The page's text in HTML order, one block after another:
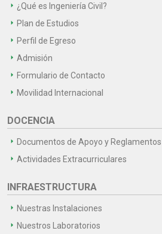
¿Qué es Ingeniería Civil?
Plan de Estudios
Perfil de Egreso
Admisión
Formulario de Contacto
Movilidad Internacional
DOCENCIA
Documentos de Apoyo y Reglamentos
Actividades Extracurriculares
INFRAESTRUCTURA
Nuestras Instalaciones
Nuestros Laboratorios